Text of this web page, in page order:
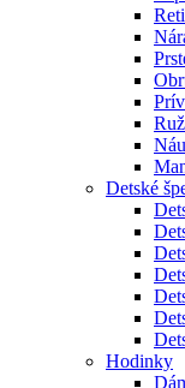
Detské
Hodinky